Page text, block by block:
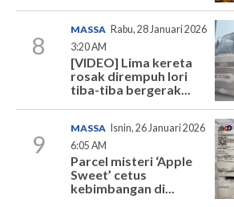
8
MASSA Rabu, 28 Januari 2026
3:20 AM
[VIDEO] Lima kereta
rosak dirempuh lori
tiba-tiba bergerak...
9
MASSA
Isnin, 26 Januari 2026
6:05 AM
Parcel misteri ‘Apple
Sweet’ cetus
kebimbangan di...